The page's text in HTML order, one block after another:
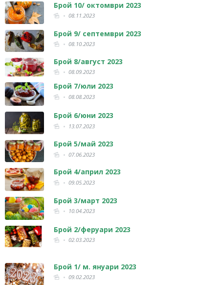
Брой 10/ октомври 2023
08.11.2023
Брой 9/ септември 2023
08.10.2023
Брой 8/август 2023
08.09.2023
Брой 7/юли 2023
08.08.2023
Брой 6/юни 2023
13.07.2023
Брой 5/май 2023
07.06.2023
Брой 4/април 2023
09.05.2023
Брой 3/март 2023
10.04.2023
Брой 2/феруари 2023
02.03.2023
Брой 1/ м. януари 2023
09.02.2023